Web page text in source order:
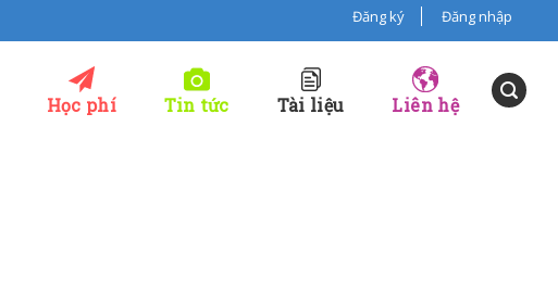
Đăng ký Đăng nhập
Học phí Tin tức Tài liệu Liên hệ